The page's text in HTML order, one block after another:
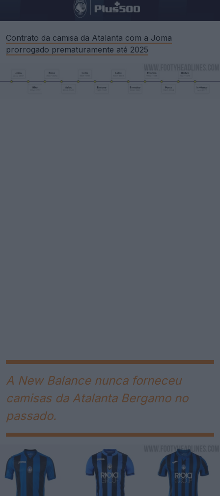
Contrato da camisa da Atalanta com a Joma
prorrogado prematuramente até 2025
A New Balance nunca forneceu
camisas da Atalanta Bergamo no
passado.